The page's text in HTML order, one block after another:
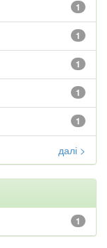
1
1
1
1
1
далі >
1